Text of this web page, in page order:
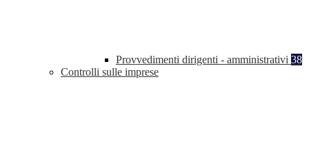
Provvedimenti dirigenti - amministrativi 38
Controlli sulle imprese